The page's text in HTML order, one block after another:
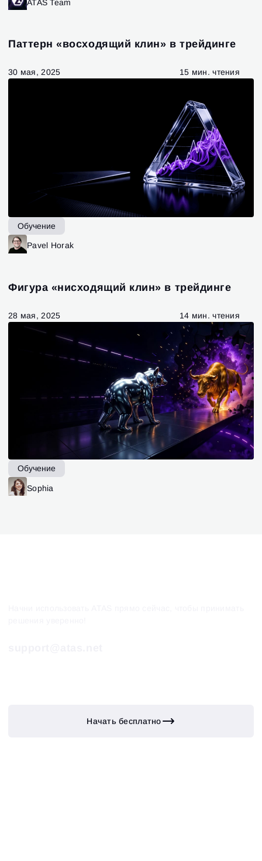
ATAS Team
Паттерн «восходящий клин» в трейдинге
30 мая, 2025 15 мин. чтения
Обучение
Pavel Horak
Фигура «нисходящий клин» в трейдинге
28 мая, 2025 14 мин. чтения
Обучение
Sophia
Начать бесплатно